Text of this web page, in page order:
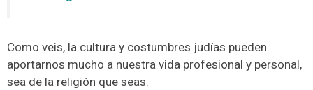
Como veis, la cultura y costumbres judías pueden
aportarnos mucho a nuestra vida profesional y personal,
sea de la religión que seas.